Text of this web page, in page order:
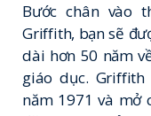
Bước chân vào
Griffith, bạn sẽ
dài hơn 50 năm
giáo dục.
năm 1971 và mở